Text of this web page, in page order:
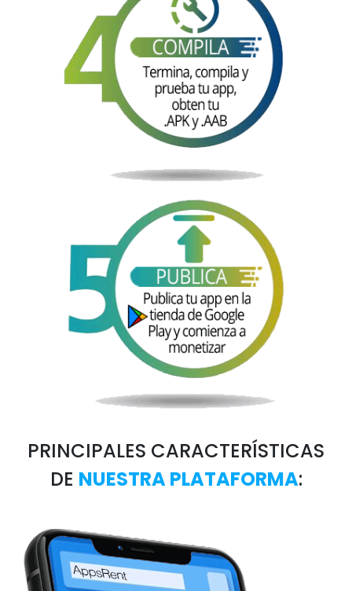
PRINCIPALES CARACTERÍSTICAS
DE NUESTRA PLATAFORMA: